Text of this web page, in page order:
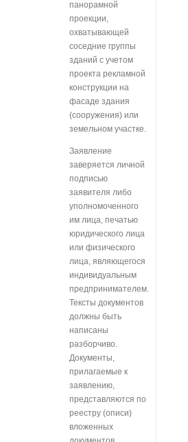
панорамной
проекции,
охватывающей
соседние группы
зданий с учетом
проекта рекламной
конструкции на
фасаде здания
(сооружения) или
земельном участке.
Заявление
заверяется личной
подписью
заявителя либо
уполномоченного
им лица, печатью
юридического лица
или физического
лица, являющегося
индивидуальным
предпринимателем.
Тексты документов
должны быть
написаны
разборчиво.
Документы,
прилагаемые к
заявлению,
представляются по
реестру (описи)
вложенных